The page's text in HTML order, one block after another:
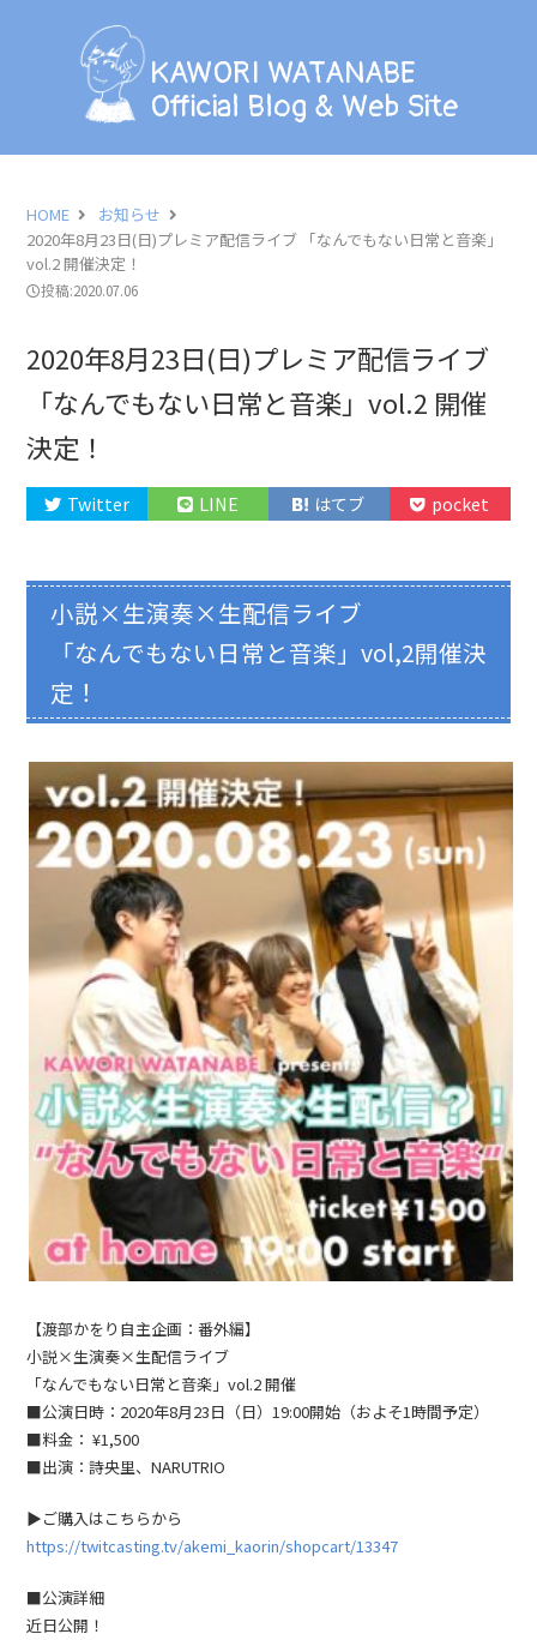
KAWORI WATANABE
Official Blog & Web Site
KAWORI WATANABE
Official Blog & Web Site
BLOG
SCHEDULE
LESSON
CONTACT
HOME
お知らせ
2020年8月23日(日)プレミア配信ライブ 「なんでもない日常と音楽」
vol.2 開催決定！
投稿:2020.07.06
2020年8月23日(日)プレミア配信ライブ
「なんでもない日常と音楽」vol.2 開催
決定！
Twitter LINE はてブ pocket
小説×生演奏×生配信ライブ
「なんでもない日常と音楽」vol,2開催決
定！
【渡部かをり自主企画：番外編】
小説×生演奏×生配信ライブ
「なんでもない日常と音楽」vol.2 開催
■公演日時：2020年8月23日（日）19:00開始（およそ1時間予定）
■料金： ¥1,500
■出演：詩央里、NARUTRIO
▶︎ご購入はこちらから
https://twitcasting.tv/akemi_kaorin/shopcart/13347
■公演詳細
近日公開！